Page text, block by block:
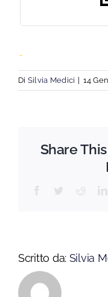
Di Silvia Medici | 14
Share
FacebookTwitterReddit
Scritto da: Silvia